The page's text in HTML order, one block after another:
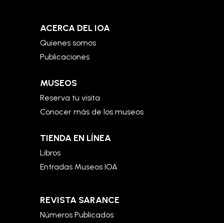
ACERCA DEL IOA
Quienes somos
Publicaciones
MUSEOS
Reserva tu visita
Conocer más de los museos
TIENDA EN LÍNEA
Libros
Entradas Museos IOA
REVISTA SARANCE
Números Publicados